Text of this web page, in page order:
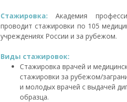
Стажировка: Академия
проводит стажировки по 105
учреждениях России и за рубежом.
Виды стажировок:
Стажировка врачей и
стажировки за рубежом/
и молодых врачей с выдачей
образца.